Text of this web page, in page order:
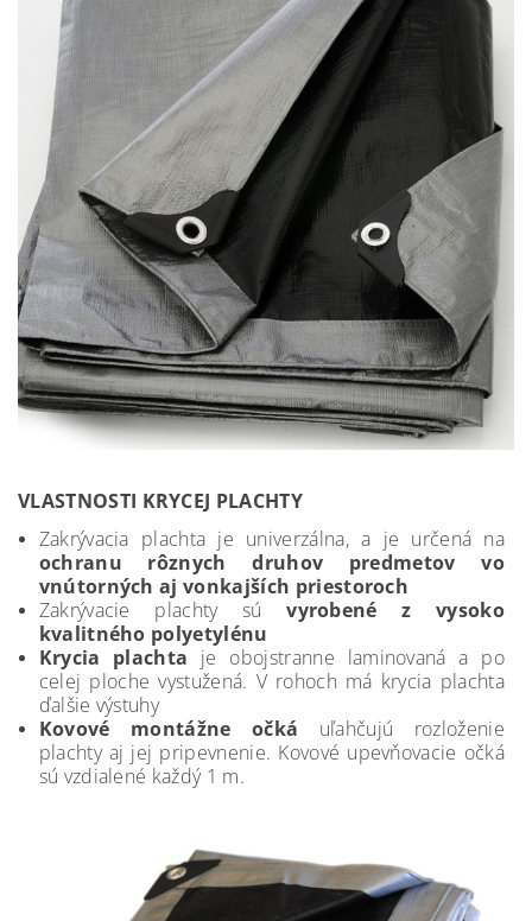
VLASTNOSTI KRYCEJ PLACHTY
Zakrývacia plachta je univerzálna, a je určená na
ochranu rôznych druhov predmetov vo
vnútorných aj vonkajších priestoroch
Zakrývacie plachty súvyrobené z vysoko
kvalitného polyetylénu
Krycia plachta je obojstranne laminovaná a po
celej ploche vystužená. V rohoch má krycia plachta
ďalšie výstuhy
Kovové montážne očká uľahčujú rozloženie
plachty aj jej pripevnenie. Kovové upevňovacie očká
sú vzdialené každý 1 m.